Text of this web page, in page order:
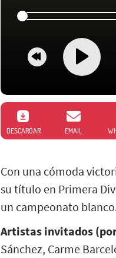
DESCARGAR EMAIL
Con una cómoda
su título en Primera
un campeonato
Artistas invitados
Sánchez, Carme